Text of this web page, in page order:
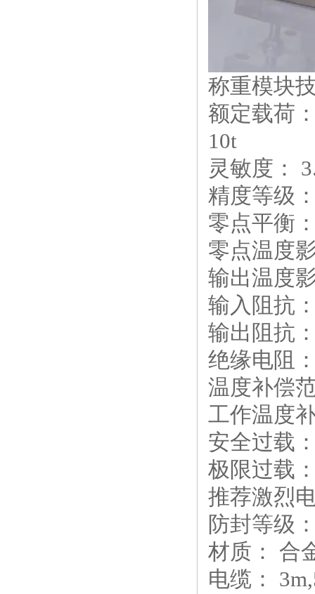
称重模块
额定载荷
10t
灵敏度：
精度等级
零点平衡
零点温度
输出温度
输入阻抗
输出阻抗
绝缘电阻
温度补偿
工作温度
安全过载
极限过载
推荐激烈
防封等级
材质： 合
电缆：